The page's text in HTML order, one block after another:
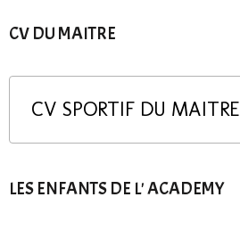
CV DU MAITRE
CV SPORTIF DU MAITRE
LES ENFANTS DE L' ACADEMY